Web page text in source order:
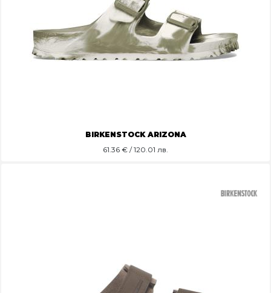
BIRKENSTOCK ARIZONA
61.36 € / 120.01 лв.